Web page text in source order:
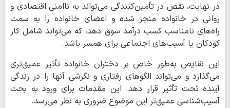
در نهایت، نقص در تأمین‌کنندگی می‌تواند به ناامنی اقتصادی و
روانی در خانواده منجر شده و اعضای خانواده را به سمت
راه‌های نامناسب کسب درآمد سوق دهد، که می‌تواند شامل کار
کودکان یا آسیب‌های اجتماعی برای همسر باشد.
این نقایص به‌طور خاص بر دختران خانواده تأثیر عمیق‌تری
می‌گذارد و می‌تواند الگوهای رفتاری و نگرشی آنها را در زندگی
آینده تحت تأثیر قرار دهد. این مقدمات برای ورود به بحث
آسیب‌شناسی عمیق‌تر این موضوع ضروری به نظر می‌رسد.